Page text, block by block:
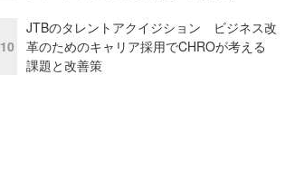
10
JTBのタレントアクイジション ビジネス改
革のためのキャリア採用でCHROが考える
課題と改善策